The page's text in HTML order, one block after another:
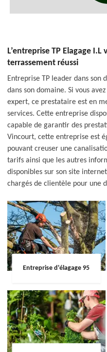
L’entreprise TP Elagage
terrassement réussi
Entreprise TP leader dans son
dans son domaine. Si vous
expert, ce prestataire est en
services. Cette entreprise
capable de garantir des
Vincourt, cette entreprise est
pouvant creuser une
tarifs ainsi que les autres
disponibles sur son site
chargés de clientèle pour une
Entreprise d'élagage 95